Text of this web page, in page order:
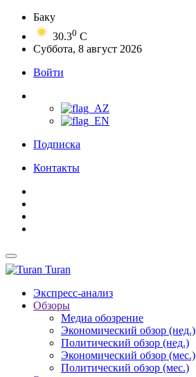
Баку
30.30 C
Суббота, 8 август 2026
Войти
Подписка
Контакты
Turan
Экспресс-анализ
Обзоры
Медиа обозрение
Экономический обзор (нед.)
Политический обзор (нед.)
Экономический обзор (мес.)
Политический обзор (мес.)